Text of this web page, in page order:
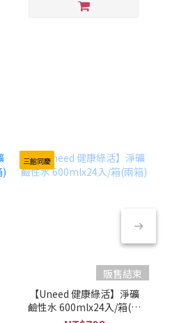
三館同慶
販售結束
【Uneed 健康綠活】淨礦
鹼性水 600mlx24入/箱(兩